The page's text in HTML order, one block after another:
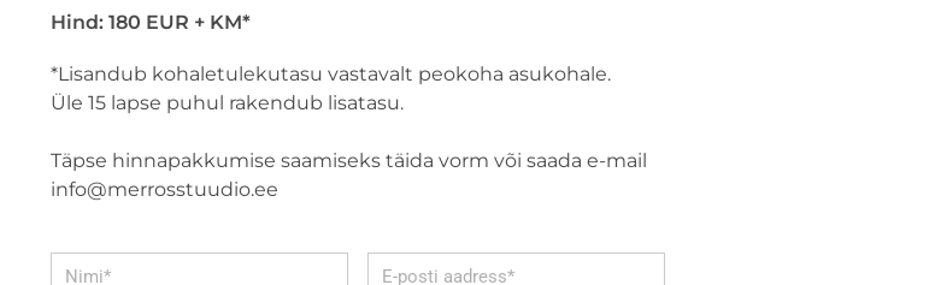
Hind: 180 EUR + KM*
*Lisandub kohaletulekutasu vastavalt peokoha asukohale.
Üle 15 lapse puhul rakendub lisatasu.
Täpse hinnapakkumise saamiseks täida vorm või saada e-mail
info@merrosstuudio.ee